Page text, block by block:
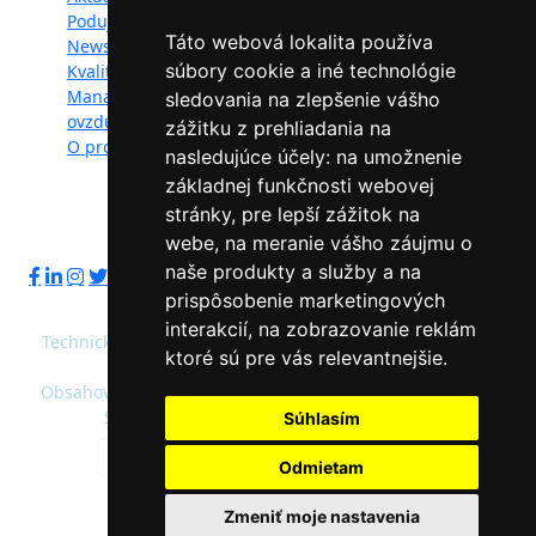
Táto webová lokalita používa
súbory cookie a iné technológie
sledovania na zlepšenie vášho
zážitku z prehliadania na
nasledujúce účely: na umožnenie
základnej funkčnosti webovej
stránky, pre lepší zážitok na
webe, na meranie vášho záujmu o
naše produkty a služby a na
prispôsobenie marketingových
interakcií, na zobrazovanie reklám
ktoré sú pre vás relevantnejšie.
Súhlasím
Odmietam
Zmeniť moje nastavenia
Podujatia
Newsletter
Kvalita ovzdušia
Manažéri kvality
ovzdušia
O projekte
Videogaléria
Kontakt
Ochrana osobných
údajov
Sledujte nás:
Technický prevádzkovateľ: Slovenská agentúra životného
prostredia
Obsahový správca: Ministerstvo životného prostredia SR,
Slovenská agentúra životného prostredia
Vysoký kontrast
© 2020 - 2026 Slovenská agentúra životného